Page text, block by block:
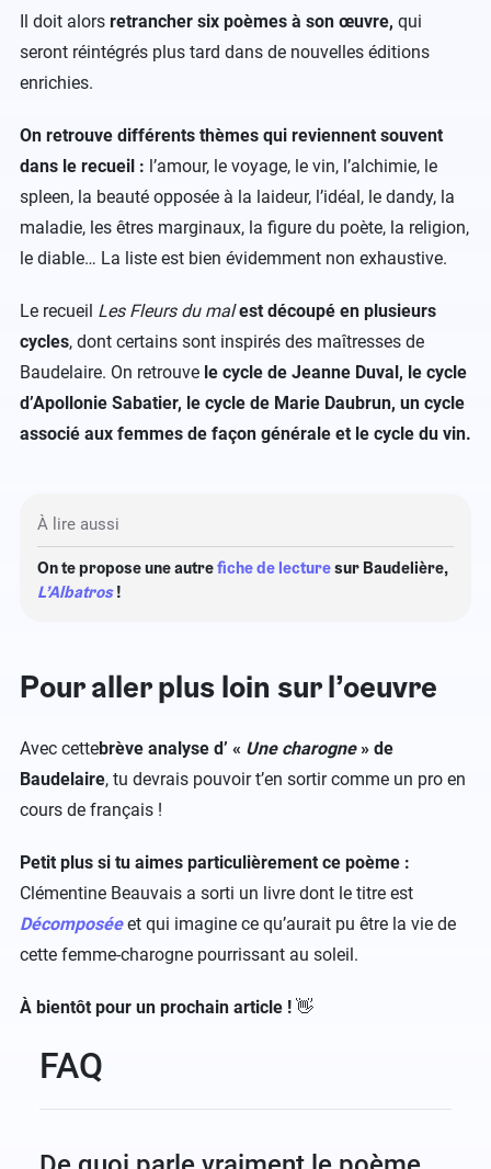
Il doit alors retrancher six poèmes à son œuvre, qui
seront réintégrés plus tard dans de nouvelles éditions
enrichies.
On retrouve différents thèmes qui reviennent souvent
dans le recueil : l’amour, le voyage, le vin, l’alchimie, le
spleen, la beauté opposée à la laideur, l’idéal, le dandy, la
maladie, les êtres marginaux, la figure du poète, la religion,
le diable… La liste est bien évidemment non exhaustive.
Le recueil Les Fleurs du mal est découpé en plusieurs
cycles, dont certains sont inspirés des maîtresses de
Baudelaire. On retrouve le cycle de Jeanne Duval, le cycle
d’Apollonie Sabatier, le cycle de Marie Daubrun, un cycle
associé aux femmes de façon générale et le cycle du vin.
À lire aussi
On te propose une autrefiche de lecturesur Baudelière,
L’Albatros !
Pour aller plus loin sur l’oeuvre
Avec cettebrève analyse d’ « Une charogne» de
Baudelaire, tu devrais pouvoir t’en sortir comme un pro en
cours de français !
Petit plus si tu aimes particulièrement ce poème :
Clémentine Beauvais a sorti un livre dont le titre est
Décomposéeet qui imagine ce qu’aurait pu être la vie de
cette femme-charogne pourrissant au soleil.
À bientôt pour un prochain article ! 👋
FAQ